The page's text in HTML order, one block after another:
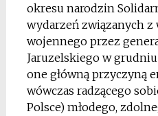
okresu narodzin
wydarzeń związanych
wojennego przez
Jaruzelskiego w grudniu
one główną przyczyną
wówczas radzącego
Polsce) młodego,